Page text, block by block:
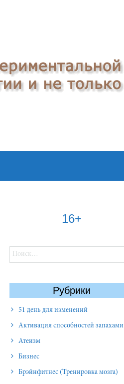
16+
Найти:
Рубрики
51 день для изменений
Активация способностей запахами
Атеизм
Бизнес
Брэйнфитнес (Тренировка мозга)